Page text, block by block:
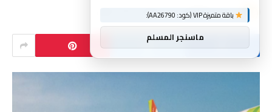
بواسطةgolan لا توجد تعليقات باقة متميزة VIP (كود: AA26790):
ماسنجر المسلم